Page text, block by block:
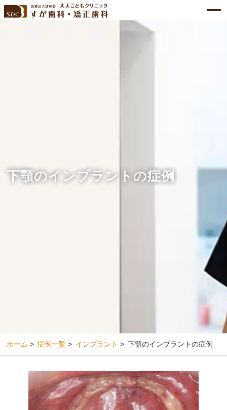
下顎のインプラントの症例
ホーム > 症例一覧 > インプラント > 下顎のインプラントの症例